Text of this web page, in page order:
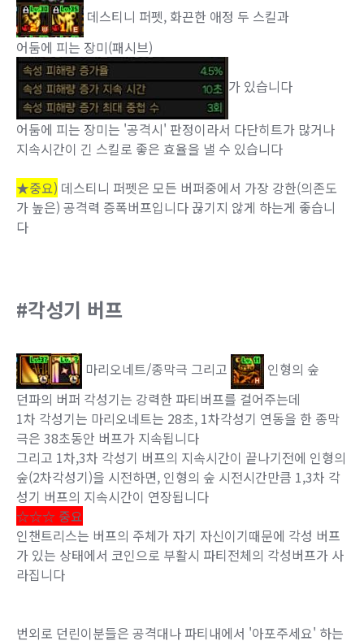
데스티니 퍼펫, 화끈한 애정 두 스킬과
어둠에 피는 장미(패시브)
가 있습니다
어둠에 피는 장미는 '공격시' 판정이라서 다단히트가 많거나
지속시간이 긴 스킬로 좋은 효율을 낼 수 있습니다
★중요) 데스티니 퍼펫은 모든 버퍼중에서 가장 강한(의존도
가 높은) 공격력 증폭버프입니다 끊기지 않게 하는게 좋습니
다
#각성기 버프
마리오네트/종막극 그리고
인형의 숲
던파의 버퍼 각성기는 강력한 파티버프를 걸어주는데
1차 각성기는 마리오네트는 28초, 1차각성기 연동을 한 종막
극은 38초동안 버프가 지속됩니다
그리고 1차,3차 각성기 버프의 지속시간이 끝나기전에 인형의
숲(2차각성기)을 시전하면, 인형의 숲 시전시간만큼 1,3차 각
성기 버프의 지속시간이 연장됩니다
☆☆☆ 중요
인챈트리스는 버프의 주체가 자기 자신이기때문에 각성 버프
가 있는 상태에서 코인으로 부활시 파티전체의 각성버프가 사
라집니다
번외로 던린이분들은 공격대나 파티내에서 '아포주세요' 하는